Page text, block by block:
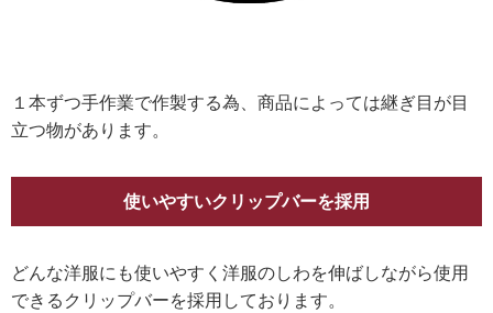
１本ずつ手作業で作製する為、商品によっては継ぎ目が目
立つ物があります。
使いやすいクリップバーを採用
どんな洋服にも使いやすく洋服のしわを伸ばしながら使用
できるクリップバーを採用しております。